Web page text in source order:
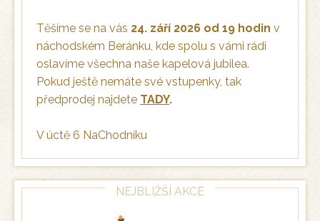
Těšíme se na vás 24. září 2026 od 19 hodin v
náchodském Beránku, kde spolu s vámi rádi
oslavíme všechna naše kapelová jubilea.
Pokud ještě nemáte své vstupenky, tak
předprodej najdete TADY.
V úctě 6 NaChodníku
NEJBLIŽŠÍ AKCE